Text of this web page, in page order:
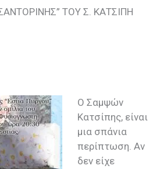
ΤΟΥ Σ. ΚΑΤΣΙΠΗ
Ο Σαμψών
Κατσίπης, είναι
μια σπάνια
περίπτωση. Αν
δεν είχε